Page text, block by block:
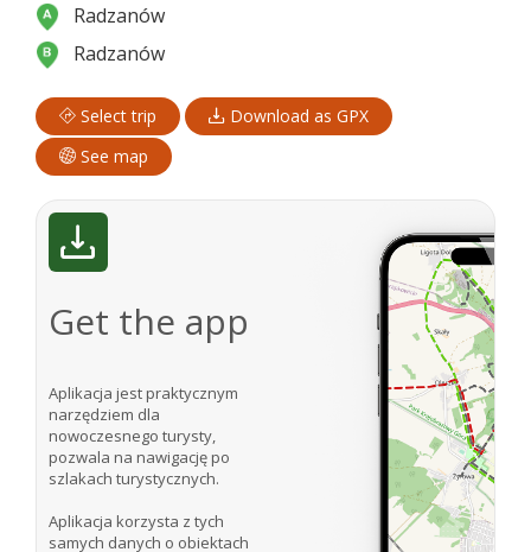
Radzanów
Radzanów
Select trip
Download as GPX
See map
Get the app
Aplikacja jest praktycznym
narzędziem dla
nowoczesnego turysty,
pozwala na nawigację po
szlakach turystycznych.
Aplikacja korzysta z tych
samych danych o obiektach